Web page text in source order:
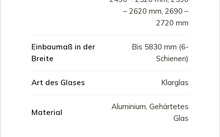
– 2620 mm, 2690 –
2720 mm
Einbaumaß in der
Breite
Bis 5830 mm (6-
Schienen)
Art des Glases Klarglas
Material
Aluminium, Gehärtetes
Glas